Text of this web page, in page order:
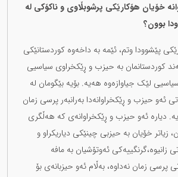
خۆیان هۆکارێکی پرشوبڵاوی و ناکۆکی لە
بوون؟
پێشوودا وتم، ئێمە بە داخەوە کوردستانێکی
کوردستانمان بە حیزب و ڕێکخراوی سیاسیی
لێک جیاوازەوە هەیە. بۆیە بێگومان لە
حیزب و ڕێکخراوانەدا بەرانبەر پرسی زمان
دیارە ئەو حیزب و ڕێکخراوانەی کە هەڵگری
زیاتر خۆیان بە حیزبی چینێکی دیاریکراو و
ئەوتۆشیان بە مافە
پرسی زمان نەداوە، بەڵام ئەو حیزبانەی بۆ